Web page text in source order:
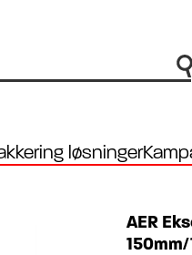
løsninger
AER